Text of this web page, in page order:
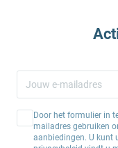
Door het formulier in
mailadres gebruiken
aanbiedingen. U kunt